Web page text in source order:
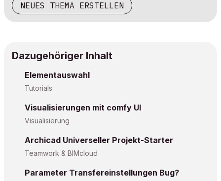
NEUES THEMA ERSTELLEN
Dazugehöriger Inhalt
Elementauswahl
Tutorials
Visualisierungen mit comfy UI
Visualisierung
Archicad Universeller Projekt-Starter
Teamwork & BIMcloud
Parameter Transfereinstellungen Bug?